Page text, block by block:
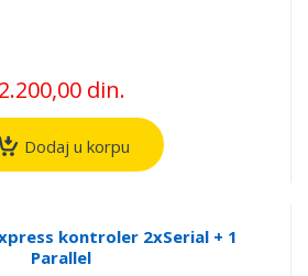
2.200,00 din.
Dodaj u korpu
kontroler 2xSerial + 1
Parallel